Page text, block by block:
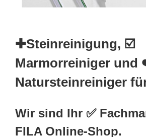
✚Steinreinigung, ☑️
Marmorreiniger und
Natursteinreiniger
Wir sind Ihr ✅
FILA Online-Shop.